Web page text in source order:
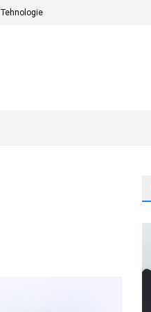
Tehnologie